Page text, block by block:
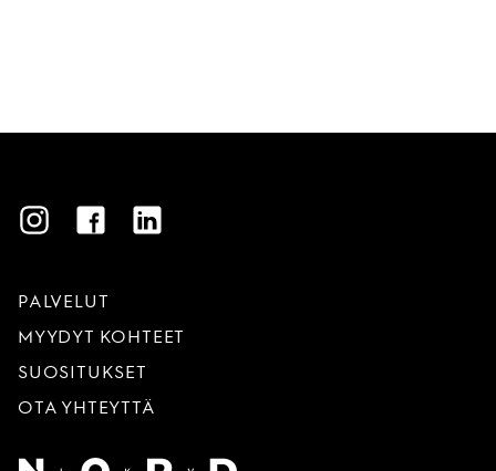
InstagramFacebook
PALVELUT
MYYDYT KOHTEET
SUOSITUKSET
OTA YHTEYTTÄ